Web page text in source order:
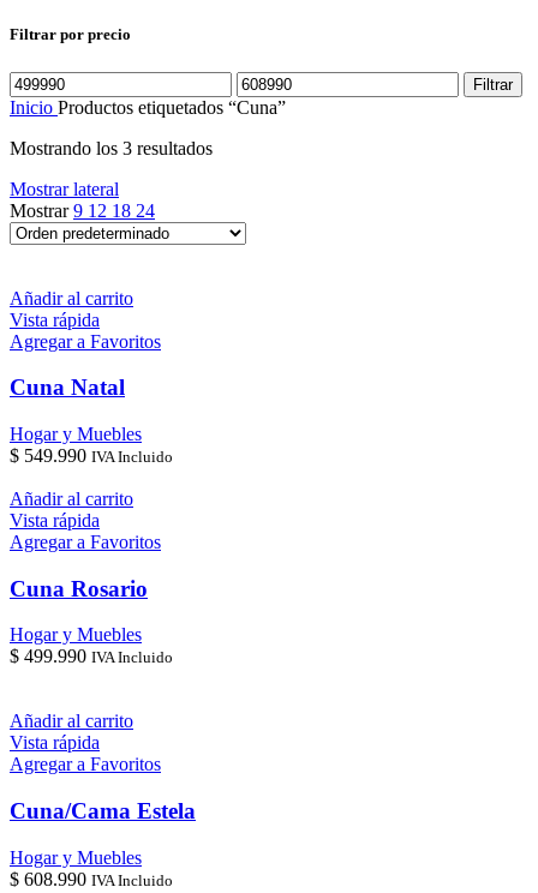
Filtrar por precio
Precio
mínimo
Precio
máximo
Filtrar
Inicio Productos etiquetados “Cuna”
Mostrando los 3 resultados
Mostrar lateral
Mostrar9 12 18 24
Añadir al carrito
Vista rápida
Agregar a Favoritos
Cuna Natal
Hogar y Muebles
$ 549.990 IVA Incluido
Añadir al carrito
Vista rápida
Agregar a Favoritos
Cuna Rosario
Hogar y Muebles
$ 499.990 IVA Incluido
Añadir al carrito
Vista rápida
Agregar a Favoritos
Cuna/Cama Estela
Hogar y Muebles
$ 608.990 IVA Incluido